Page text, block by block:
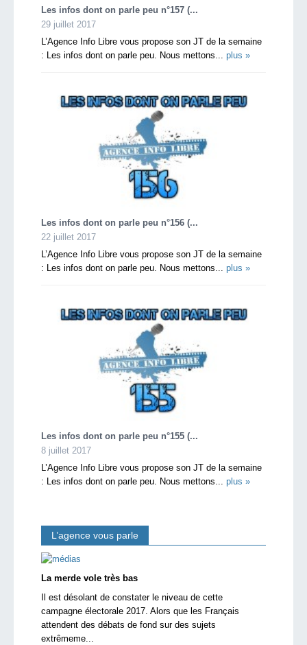
Les infos dont on parle peu n°157 (...
29 juillet 2017
L’Agence Info Libre vous propose son JT de la semaine
: Les infos dont on parle peu. Nous mettons... plus »
Les infos dont on parle peu n°156 (...
22 juillet 2017
L’Agence Info Libre vous propose son JT de la semaine
: Les infos dont on parle peu. Nous mettons... plus »
Les infos dont on parle peu n°155 (...
8 juillet 2017
L’Agence Info Libre vous propose son JT de la semaine
: Les infos dont on parle peu. Nous mettons... plus »
L’agence vous parle
La merde vole très bas
Il est désolant de constater le niveau de cette
campagne électorale 2017. Alors que les Français
attendent des débats de fond sur des sujets
extrêmeme...